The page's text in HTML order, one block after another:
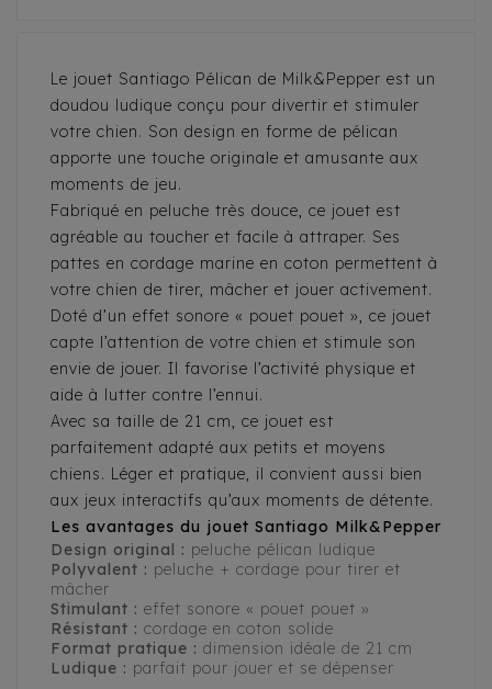
Le jouet Santiago Pélican de Milk&Pepper est un
doudou ludique conçu pour divertir et stimuler
votre chien. Son design en forme de pélican
apporte une touche originale et amusante aux
moments de jeu.
Fabriqué en peluche très douce, ce jouet est
agréable au toucher et facile à attraper. Ses
pattes en cordage marine en coton permettent à
votre chien de tirer, mâcher et jouer activement.
Doté d’un effet sonore « pouet pouet », ce jouet
capte l’attention de votre chien et stimule son
envie de jouer. Il favorise l’activité physique et
aide à lutter contre l’ennui.
Avec sa taille de 21 cm, ce jouet est
parfaitement adapté aux petits et moyens
chiens. Léger et pratique, il convient aussi bien
aux jeux interactifs qu’aux moments de détente.
Les avantages du jouet Santiago Milk&Pepper
Design original : peluche pélican ludique
Polyvalent : peluche + cordage pour tirer et
mâcher
Stimulant : effet sonore « pouet pouet »
Résistant : cordage en coton solide
Format pratique : dimension idéale de 21 cm
Ludique : parfait pour jouer et se dépenser